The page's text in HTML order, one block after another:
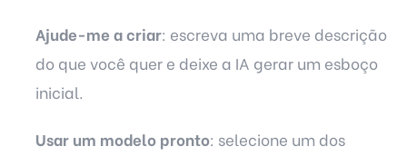
Ajude-me a criar: escreva uma breve descrição
do que você quer e deixe a IA gerar um esboço
inicial.
Usar um modelo pronto: selecione um dos